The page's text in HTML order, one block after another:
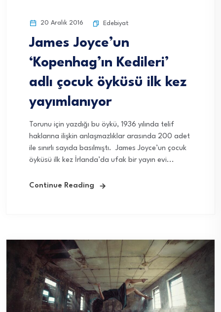
20 Aralık 2016 Edebiyat
James Joyce’un
‘Kopenhag’ın Kedileri’
adlı çocuk öyküsü ilk kez
yayımlanıyor
Torunu için yazdığı bu öykü, 1936 yılında telif
haklarına ilişkin anlaşmazlıklar arasında 200 adet
ile sınırlı sayıda basılmıştı. James Joyce’un çocuk
öyküsü ilk kez İrlanda’da ufak bir yayın evi...
Continue Reading